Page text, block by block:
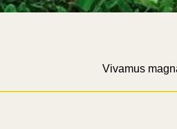
Vivamus